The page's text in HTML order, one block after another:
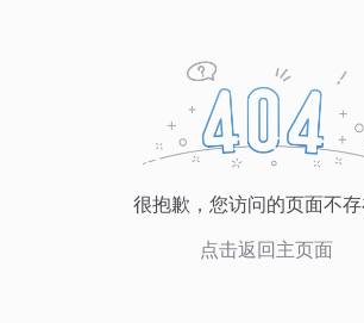
很抱歉，您访问的页面不存
点击返回主页面